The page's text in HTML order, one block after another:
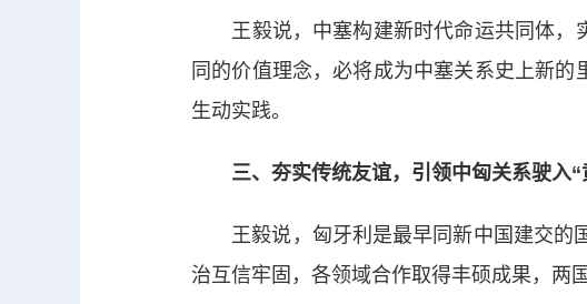
王毅说，中塞构建新时代命运共同体，
同的价值理念，必将成为中塞关系史上新
生动实践。
三、夯实传统友谊，引领中匈关系驶入“
王毅说，匈牙利是最早同新中国建交的
治互信牢固，各领域合作取得丰硕成果，两